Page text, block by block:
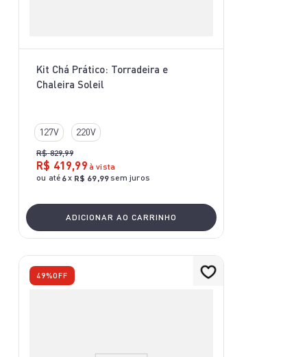
Kit Chá Prático: Torradeira e
Chaleira Soleil
127V 220V
R$ 829,99
R$ 419,99 à vista
ou até 6x R$ 69,99sem juros
ADICIONAR AO CARRINHO
49%OFF